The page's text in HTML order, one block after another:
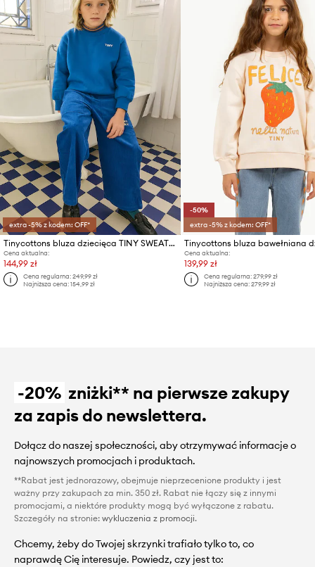
extra -5% z kodem: OFF*
Tinycottons bluza dziecięca TINY SWEATSHIRT
Cena aktualna:
144,99 zł
Cena regularna:249,99 zł
Najniższa cena:154,99 zł
-50%
extra -5% z kodem: OFF*
Cena aktualna:
139,99 zł
Cena regularna:279,99 zł
Najniższa cena:279,99 zł
-20% zniżki** na pierwsze zakupy
za zapis do newslettera.
Dołącz do naszej społeczności, aby otrzymywać informacje o
najnowszych promocjach i produktach.
**Rabat jest jednorazowy, obejmuje nieprzecenione produkty i jest
ważny przy zakupach za min. 350 zł. Rabat nie łączy się z innymi
promocjami, a niektóre produkty mogą być wyłączone z rabatu.
Szczegóły na stronie: wykluczenia z promocji.
Chcemy, żeby do Twojej skrzynki trafiało tylko to, co
naprawdę Cię interesuje. Powiedz, czy jest to: